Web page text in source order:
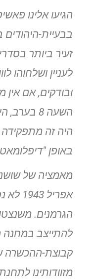
הגיעו אלינו
בבעיית-היהודים
זעיר ביותר
לעניין ושלחוהו
ובודקים, אם אין
השעה 8
היה זה
באופן
מאמציה של
אפריל 1943 לא נפל איש
הגרמנים.
להתייצב במחנה
קבוצת-ההכשרה
מזוודותינו